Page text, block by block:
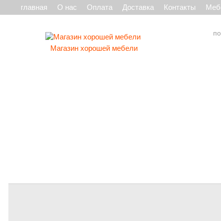
главная О нас Оплата Доставка Контакты
Магазин хорошей мебели